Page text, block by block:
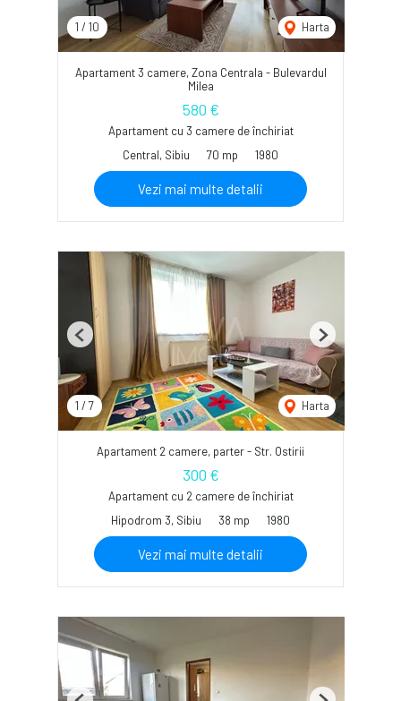
1 / 10 Harta
Apartament 3 camere, Zona Centrala - Bulevardul
Milea
580 €
Apartament cu 3 camere de închiriat
Central, Sibiu
70 mp 1980
Vezi mai multe detalii
1 / 7 Harta
Previous Next
Apartament 2 camere, parter - Str. Ostirii
300 €
Apartament cu 2 camere de închiriat
Hipodrom 3, Sibiu
38 mp 1980
Vezi mai multe detalii